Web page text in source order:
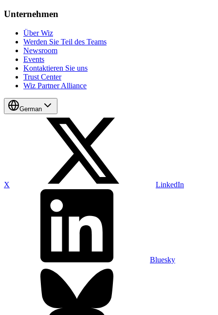
Unternehmen
Über Wiz
Werden Sie Teil des Teams
Newsroom
Events
Kontaktieren Sie uns
Trust Center
Wiz Partner Alliance
German
X LinkedIn
Bluesky